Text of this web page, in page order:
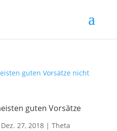
guten Vorsätze
Dez. 27, 2018| Theta